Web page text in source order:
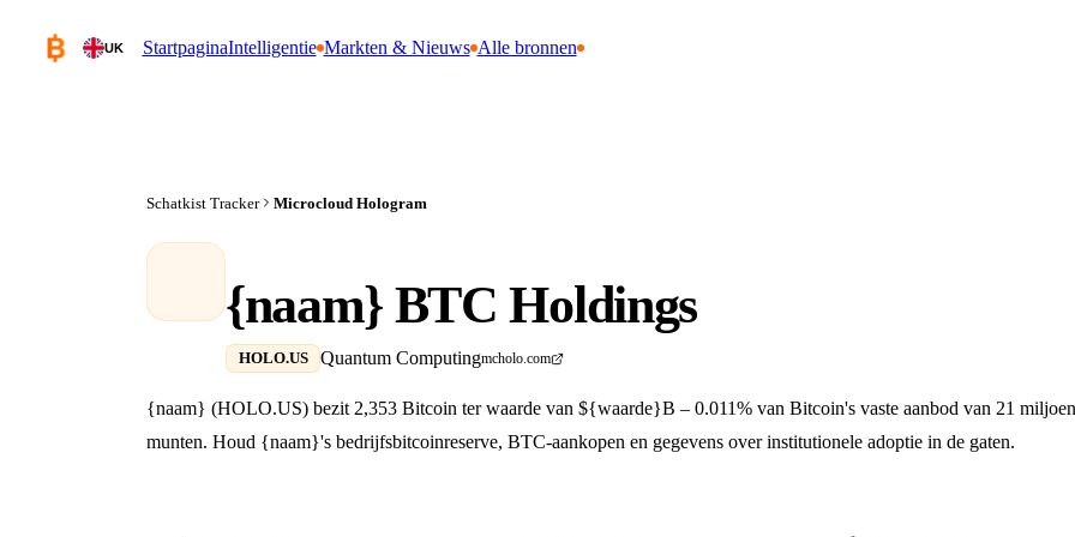
UK StartpaginaIntelligentie Markten & Nieuws Alle bronnen
Schatkist Tracker Microcloud Hologram
{naam} BTC Holdings
HOLO.US Quantum Computingmcholo.com
{naam} (HOLO.US) bezit 2,353 Bitcoin ter waarde van ${waarde}B – 0.011% van Bitcoin's vaste aanbod van 21 miljoen
munten. Houd {naam}'s bedrijfsbitcoinreserve, BTC-aankopen en gegevens over institutionele adoptie in de gaten.